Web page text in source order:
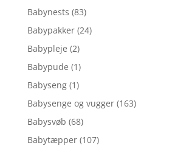
Babynests (83)
Babypakker (24)
Babypleje (2)
Babypude (1)
Babyseng (1)
Babysenge og vugger (163)
Babysvøb (68)
Babytæpper (107)